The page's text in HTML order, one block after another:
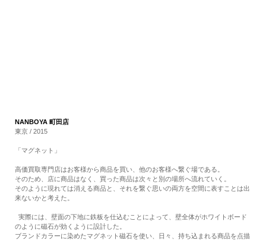
NANBOYA 町田店
東京 / 2015
「マグネット」
高価買取専門店はお客様から商品を買い、他のお客様へ繋ぐ場である。
そのため、店に商品はなく、買った商品は次々と別の場所へ流れていく。
そのように現れては消える商品と、それを繋ぐ思いの両方を空間に表すことは出
来ないかと考えた。
実際には、壁面の下地に鉄板を仕込むことによって、壁全体がホワイトボード
のように磁石が効くように設計した。
ブランドカラーに染めたマグネット磁石を使い、日々、持ち込まれる商品を点描